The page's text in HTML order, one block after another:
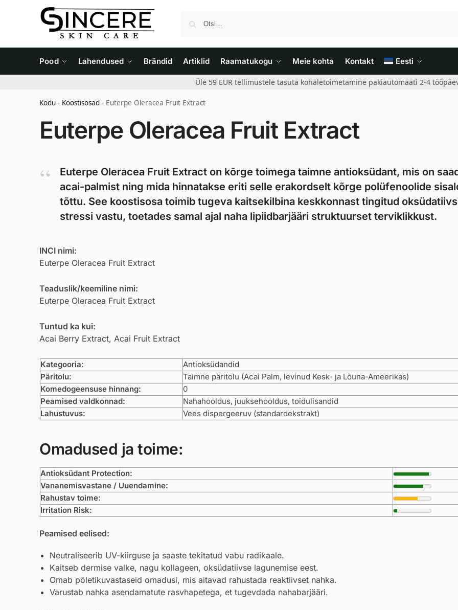
Pood Lahendused Brändid Artiklid Raamatukogu Meie kohta Kontakt Eesti
Üle 59 EUR tellimustele tasuta kohaletoimetamine pakiautomaati 2-4
Kodu - Koostisosad - Euterpe Oleracea Fruit Extract
Euterpe Oleracea Fruit Extract
Euterpe Oleracea Fruit Extract on kõrge toimega taimne antioksüdant, mis on
acai-palmist ning mida hinnatakse eriti selle erakordselt kõrge polüfenoolide
tõttu. See koostisosa toimib tugeva kaitsekilbina keskkonnast tingitud
stressi vastu, toetades samal ajal naha lipiidbarjääri struktuurset terviklikkust.
INCI nimi:
Euterpe Oleracea Fruit Extract
Teaduslik/keemiline nimi:
Euterpe Oleracea Fruit Extract
Tuntud ka kui:
Acai Berry Extract, Acai Fruit Extract
Kategooria:
Antioksüdandid
Päritolu:
Taimne päritolu (Acai Palm, levinud Kesk- ja Lõuna-Ameerikas)
Komedogeensuse hinnang:
0
Peamised valdkonnad:
Nahahooldus, juuksehooldus, toidulisandid
Lahustuvus:
Vees dispergeeruv (standardekstrakt)
Omadused ja toime:
Antioksüdant Protection:
Vananemisvastane / Uuendamine:
Rahustav toime:
Irritation Risk:
Peamised eelised:
Neutraliseerib UV-kiirguse ja saaste tekitatud vabu radikaale.
Kaitseb dermise valke, nagu kollageen, oksüdatiivse lagunemise eest.
Omab põletikuvastaseid omadusi, mis aitavad rahustada reaktiivset nahka.
Varustab nahka asendamatute rasvhapetega, et tugevdada nahabarjääri.